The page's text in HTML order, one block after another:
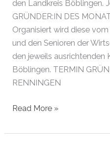
den Landkreis Böblingen.
GRÜNDER:IN DES
Organisiert wird diese
und den Senioren der
den jeweils ausrichtenden
Böblingen. TERMIN
RENNINGEN
Gründerroadshow
den
Read More »